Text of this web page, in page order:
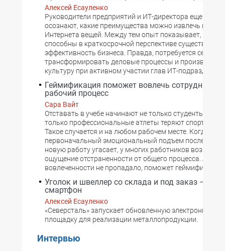
Алексей Есауленко
Руководители предприятий и ИТ-директора еще не
осознают, какие преимущества можно извлечь из
Интернета вещей. Между тем опыт показывает, что
способны в краткосрочной перспективе существенно
эффективность бизнеса. Правда, потребуется
трансформировать деловые процессы и
культуру при активном участии глав ИТ-
Геймификация поможет вовлечь сотрудников
рабочий процесс
Сара Вайт
Отставать в учебе начинают не только студенты
только профессиональные атлеты теряют
Такое случается и на любом рабочем месте. Когда
первоначальный эмоциональный подъем после
новую работу угасает, у многих работников возникает
ощущение отстраненности от общего процесса. А
вовлеченности не пропадало, поможет геймификация.
Уголок и швеллер со склада и под заказ –
смартфон
Алексей Есауленко
«Северсталь» запускает обновленную электронную
площадку для реализации металлопродукции.
Интервью